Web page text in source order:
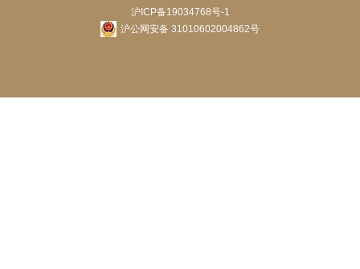
沪ICP备19034768号-1
沪公网安备 31010602004862号